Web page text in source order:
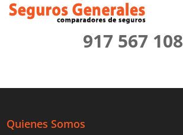
917 567 108
Quienes Somos